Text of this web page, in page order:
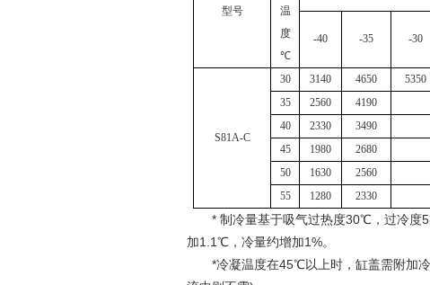
型号
温
度
℃
-40 -35 -30
S81A-C
30 3140 4650 5350
35
2560 4190
40
2330 3490
45
1980 2680
50
1630 2560
55
1280 2330
* 制冷量基于吸气过热度30℃，过冷度
加1.1℃，冷量约增加1%。
*冷凝温度在45℃以上时，缸盖需附加冷